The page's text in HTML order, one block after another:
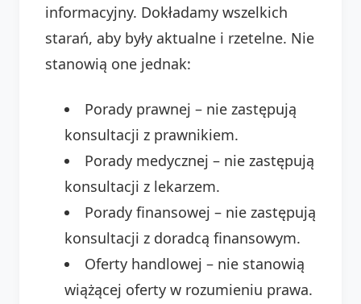
informacyjny. Dokładamy wszelkich
starań, aby były aktualne i rzetelne. Nie
stanowią one jednak:
Porady prawnej – nie zastępują
konsultacji z prawnikiem.
Porady medycznej – nie zastępują
konsultacji z lekarzem.
Porady finansowej – nie zastępują
konsultacji z doradcą finansowym.
Oferty handlowej – nie stanowią
wiążącej oferty w rozumieniu prawa.